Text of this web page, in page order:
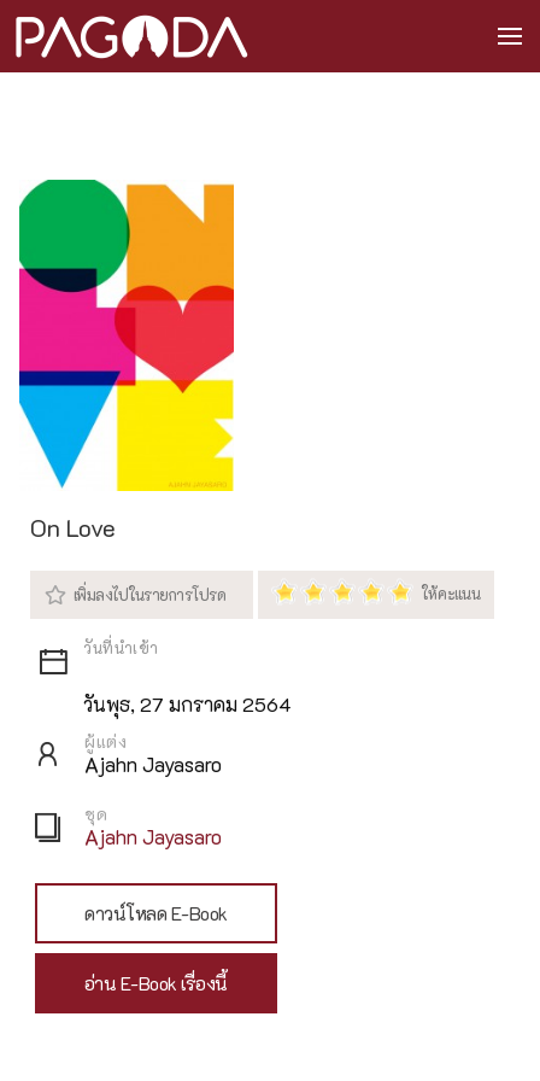
On Love
วันพุธ, 27 มกราคม 2564
ผู้แต่ง
Ajahn Jayasaro
ชุด
Ajahn Jayasaro
ดาวน์โหลด E-Book
อ่าน E-Book เรื่องนี้